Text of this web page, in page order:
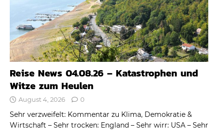
Reise News 04.08.26 – Katastrophen und
Witze zum Heulen
August 4, 2026 0
Sehr verzweifelt: Kommentar zu Klima, Demokratie &
Wirtschaft – Sehr trocken: England – Sehr wirr: USA – Sehr